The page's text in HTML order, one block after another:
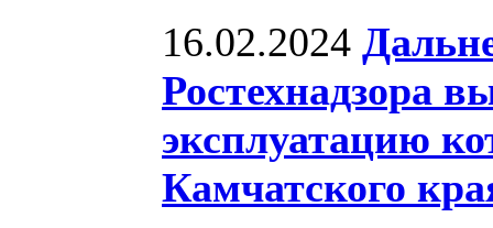
16.02.2024
Ростехнадзора
эксплуатацию
Камчатского